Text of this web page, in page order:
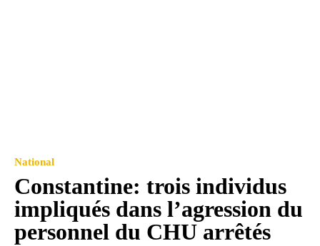
National
Constantine: trois individus
impliqués dans l’agression du
personnel du CHU arrêtés